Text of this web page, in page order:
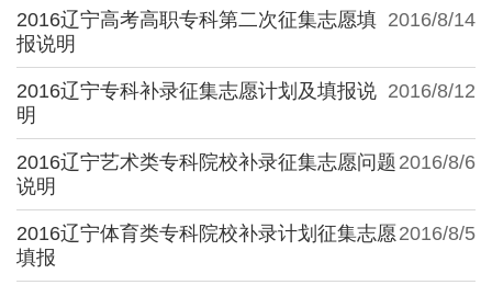
2016/8/14
2016辽宁高考高职专科第二次征集志愿填
报说明
2016/8/12
2016辽宁专科补录征集志愿计划及填报说
明
2016/8/6
2016辽宁艺术类专科院校补录征集志愿问题
说明
2016/8/5
2016辽宁体育类专科院校补录计划征集志愿
填报